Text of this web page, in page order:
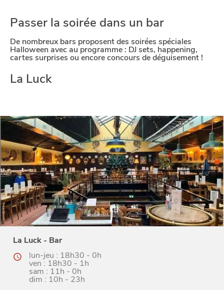
Passer la soirée dans un bar
De nombreux bars proposent des soirées spéciales
Halloween avec au programme : DJ sets, happening,
cartes surprises ou encore concours de déguisement !
La Luck
La Luck - Bar
lun-jeu : 18h30 - 0h
ven : 18h30 - 1h
sam : 11h - 0h
dim : 10h - 23h
CHTITE
CANAILLE